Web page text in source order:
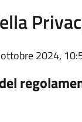
2024,